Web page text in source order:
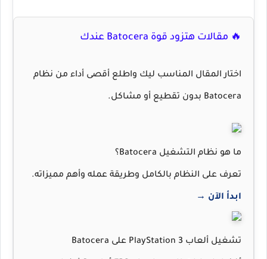
🔥 مقالات هتزود قوة Batocera عندك
اختار المقال المناسب ليك واطلع أقصى أداء من نظام
Batocera بدون تقطيع أو مشاكل.
ما هو نظام التشغيل Batocera؟
تعرف على النظام بالكامل وطريقة عمله وأهم مميزاته.
ابدأ الآن →
تشغيل ألعاب PlayStation 3 على Batocera